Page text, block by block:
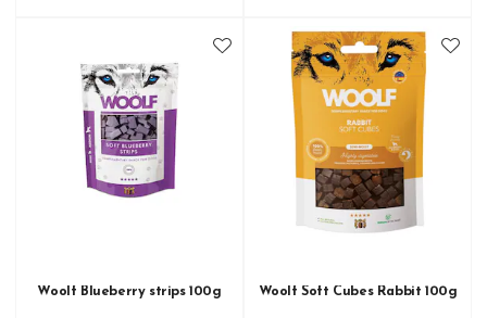
Woolf Blueberry strips 100g Woolf Soft Cubes Rabbit 100g